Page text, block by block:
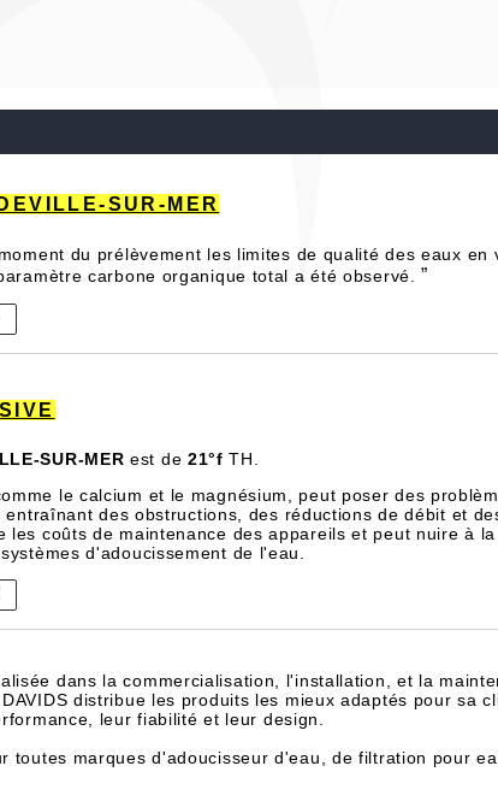
SUR-MER
du prélèvement les limites de qualité des eaux
carbone organique total a été observé.”
SUR-MER est de 21°f TH.
le calcium et le magnésium, peut poser des
des obstructions, des réductions de débit et
les coûts de maintenance des appareils et peut nuire à
d'adoucissement de l'eau.
dans la commercialisation, l'installation, et la
distribue les produits les mieux adaptés pour sa
leur fiabilité et leur design.
toutes marques d'adoucisseur d'eau, de filtration pour